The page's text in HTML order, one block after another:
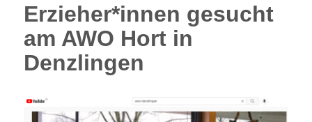
Erzieher*innen gesucht
am AWO Hort in
Denzlingen